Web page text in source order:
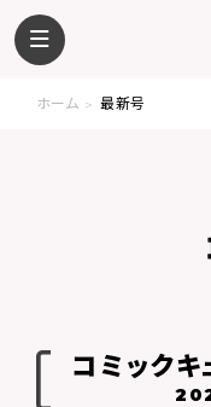
ホーム 最新号
コミック